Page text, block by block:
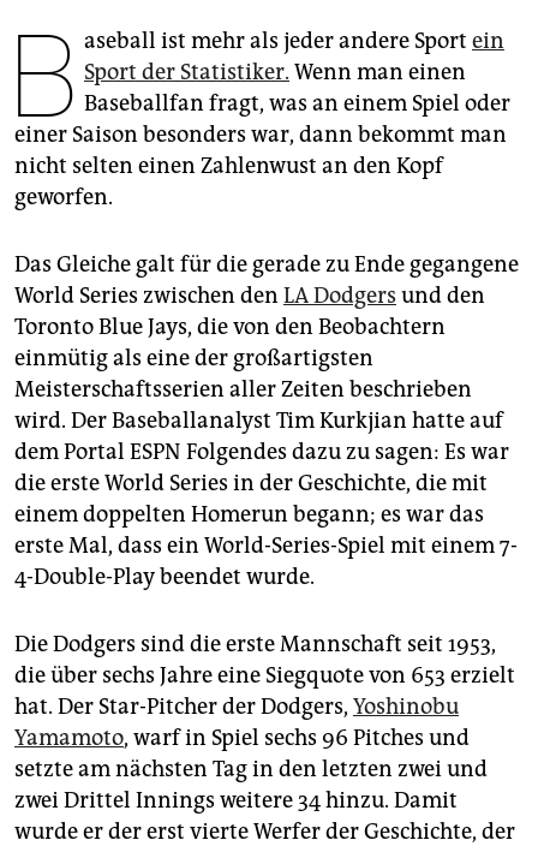
genossenschaft
epaper login
B aseball ist mehr als jeder andere Sport ein
Sport der Statistiker. Wenn man einen
Baseballfan fragt, was an einem Spiel oder
einer Saison besonders war, dann bekommt man
nicht selten einen Zahlenwust an den Kopf
geworfen.
Das Gleiche galt für die gerade zu Ende gegangene
World Series zwischen den LA Dodgers und den
Toronto Blue Jays, die von den Beobachtern
einmütig als eine der großartigsten
Meisterschaftsserien aller Zeiten beschrieben
wird. Der Baseballanalyst Tim Kurkjian hatte auf
dem Portal ESPN Folgendes dazu zu sagen: Es war
die erste World Series in der Geschichte, die mit
einem doppelten Homerun begann; es war das
erste Mal, dass ein World-Series-Spiel mit einem 7-
4-Double-Play beendet wurde.
Die Dodgers sind die erste Mannschaft seit 1953,
die über sechs Jahre eine Siegquote von 653 erzielt
hat. Der Star-Pitcher der Dodgers, Yoshinobu
Yamamoto, warf in Spiel sechs 96 Pitches und
setzte am nächsten Tag in den letzten zwei und
zwei Drittel Innings weitere 34 hinzu. Damit
wurde er der erst vierte Werfer der Geschichte, der